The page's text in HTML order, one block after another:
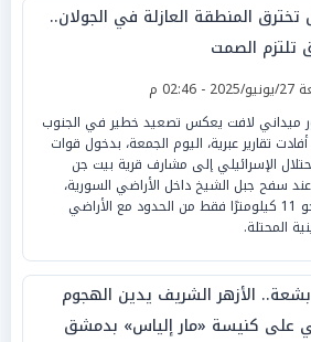
تخترق المنطقة العازلة في الجولان..
الصمت
م
ميداني لافت يعكس تصعيد خطير في الجنوب
تقارير عبرية، اليوم الجمعة، بدخول قوات
الإسرائيلي إلى مشارف قرية بيت جن
سفح جبل الشيخ داخل الأراضي السورية،
وتبعد نحو 11 كيلومترًا فقط من الحدود مع الأراضي
المحتلة.
الأزهر الشريف يدين الهجوم
على كنيسة «مار إلياس» بدمشق